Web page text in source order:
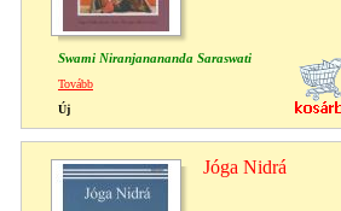
Swami Niranjanananda Saraswati
Tovább
Új
Jóga Nidrá